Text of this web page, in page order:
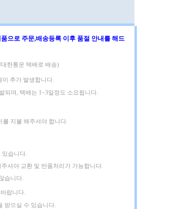
으로 주문,배송등록 이후 품절 안내를 해드
한통운 택배로 배송)
이 추가 발생합니다.
되며, 택배는 1~3일정도 소요됩니다.
를 지불 해주셔야 합니다.
있습니다.
주셔야 교환 및 반품처리가 가능합니다.
습니다.
랍니다.
받으실 수 있습니다.